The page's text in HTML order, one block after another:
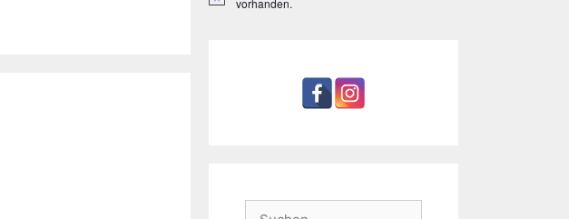
vorhanden.